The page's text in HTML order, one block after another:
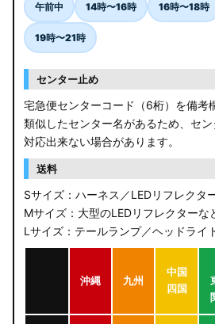
午前中 14時〜16時 16時〜18時
19時〜21時
センター止め
宅急便センターコード（6桁）を備考
類似したセンター名があるため、セ
対応出来ない場合があります。
送料
Sサイズ：ハーネス／LEDリフレクタ
Mサイズ：大型のLEDリフレクターな
Lサイズ：テールランプ／ヘッドライ
沖縄 九州
中国
四国